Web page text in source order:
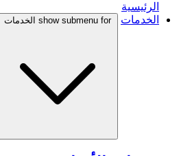
الرئيسية
الخدمات
show submenu for الخدمات